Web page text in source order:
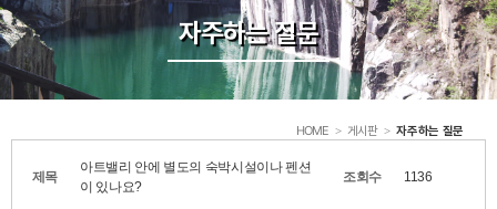
자주하는 질문
HOME > 게시판 > 자주하는 질문
제목
아트밸리 안에 별도의 숙박시설이나 펜션
이 있나요?
조회수 1136